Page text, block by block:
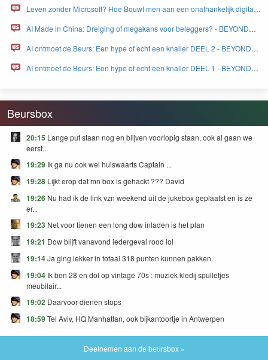
Leven zonder Microsoft? Hoe Bouwt men aan een onafhankelijk digitaal
AI Made in China: Dreiging of megakans voor beleggers? - BEYOND
AI ontmoet de Beurs: Een hype of echt een knaller DEEL 2 - BEYOND
AI ontmoet de Beurs: Een hype of echt een knaller DEEL 1 - BEYOND
Beursbox
20:15 Lange put staan nog en blijven voorlopig staan, ook al gaan we
eerst...
19:29 Ik ga nu ook wel huiswaarts Captain ...
19:28 Lijkt erop dat mn box is gehackt ??? David
19:26 Nu had ik de link vzn weekend uit de jukebox geplaatst en is ze
er...
19:23 Net voor tienen een long dow inladen is het plan
19:21 Dow blijft vanavond iedergeval rood lol
19:14Ja ging lekker in totaal 318 punten kunnen pakken
19:04 Ik ben 28 en dol op vintage 70s : muziek kledij spulletjes
meubilair...
19:02 Daarvoor dienen stops
18:59Tel Aviv, HQ Manhattan, ook bijkantoortje in Antwerpen
Deelnemen aan de beursbox »